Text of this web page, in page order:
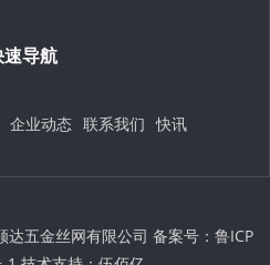
导航
企业动态 联系我们 快讯
五金丝网有限公司 备案号： 鲁ICP